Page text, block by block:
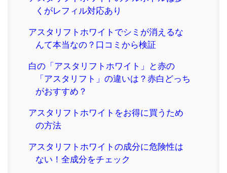
くがレフィル対応あり
アスタリフトホワイトでシミが消えるな
んて本当なの？口コミから検証
白の「アスタリフトホワイト」と赤の
「アスタリフト」の違いは？赤白どっち
がおすすめ？
アスタリフトホワイトをお得に買うため
の方法
アスタリフトホワイトの成分に危険性は
ない！全成分をチェック